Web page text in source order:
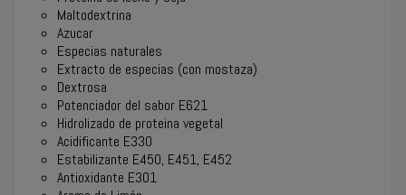
Maltodextrina
Azucar
Especias naturales
Extracto de especias (con mostaza)
Dextrosa
Potenciador del sabor E621
Hidrolizado de proteina vegetal
Acidificante E330
Estabilizante E450, E451, E452
Antioxidante E301